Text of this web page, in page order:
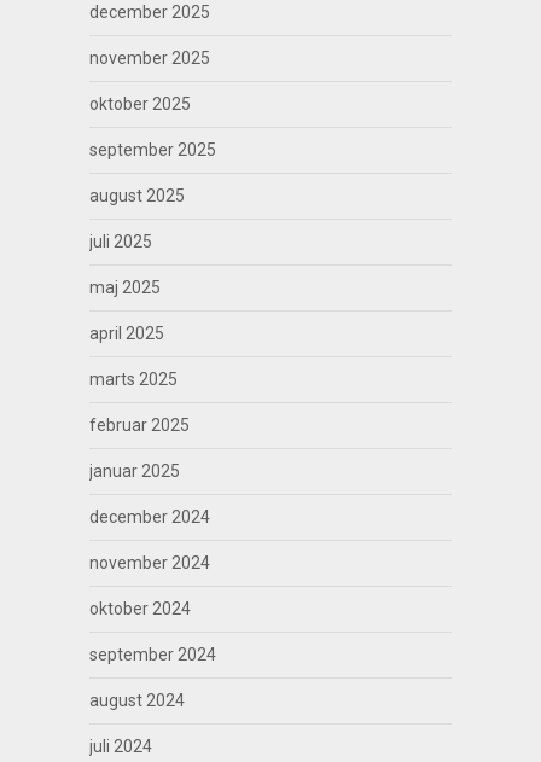
december 2025
november 2025
oktober 2025
september 2025
august 2025
juli 2025
maj 2025
april 2025
marts 2025
februar 2025
januar 2025
december 2024
november 2024
oktober 2024
september 2024
august 2024
juli 2024